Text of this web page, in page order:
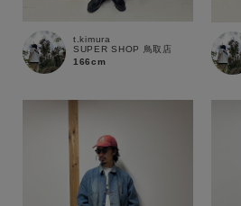
在庫あり
t.kimura
SUPER SHOP 鳥取店
166cm